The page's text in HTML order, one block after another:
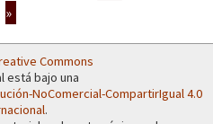
»
está bajo una
NoComercial-CompartirIgual 4.0
.